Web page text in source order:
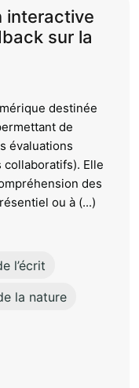
interactive
sur la
destinée
de
évaluations
Elle
des
ou à (...)
l’écrit
la nature